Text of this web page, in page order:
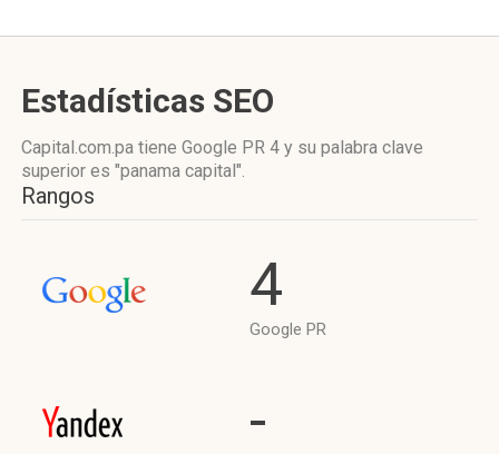
Estadísticas SEO
Capital.com.pa tiene Google PR 4 y su palabra clave
superior es "panama capital".
Rangos
4
Google PR
-